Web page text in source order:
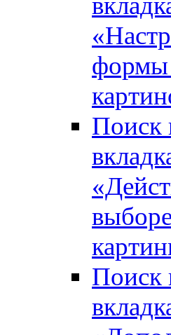
формы
Поиск
Поиск